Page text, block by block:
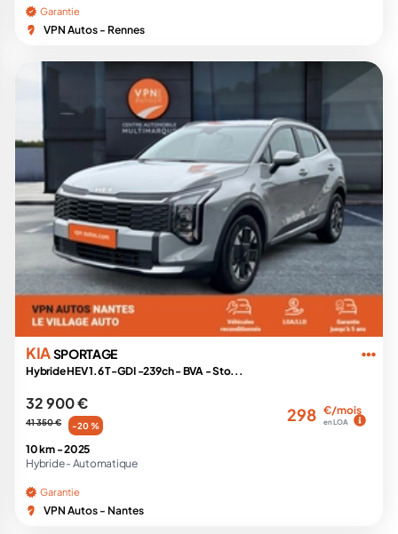
Garantie
VPN Autos - Rennes
KIASPORTAGE
Hybride HEV 1.6 T-GDI -239ch - BVA - Sto...
32 900 €
41 350 € -20 %
298 €/mois
en LOA
10 km -2025
Hybride - Automatique
Garantie
VPN Autos - Nantes